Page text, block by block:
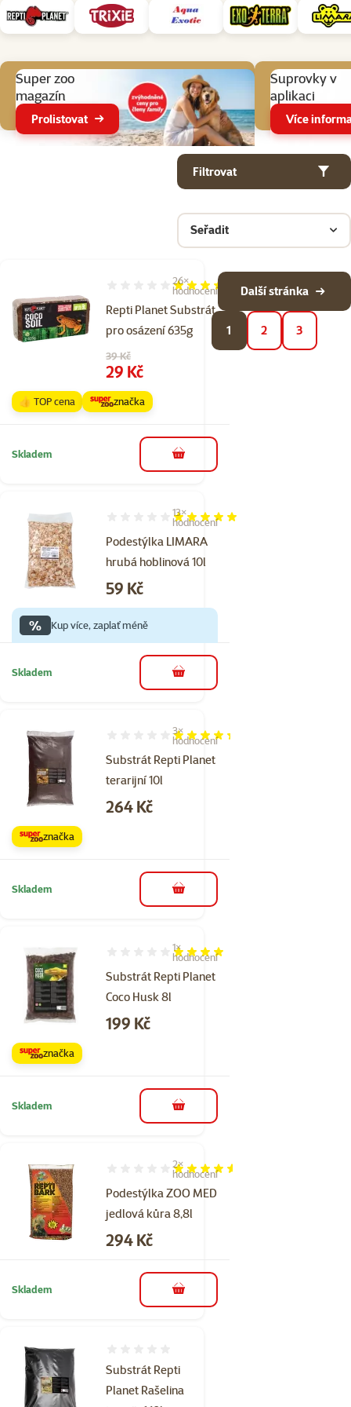
Super zoo
magazín
Prolistovat
Suprovky v
aplikaci
Více
Filtrovat
Seřadit
Produkty v kategorii Podestýlky a substráty do terária
Repti Planet Substrát
pro osázení 635g
Hodnocení 98%, počet hodnocení: 26
26×
hodnocení
Původní cena
39 Kč
Cena
29 Kč
👍 TOP cena značka
Skladem do košíku
Podestýlka LIMARA
hrubá hoblinová 10l
Hodnocení 98%, počet hodnocení: 13
13×
hodnocení
Cena
59 Kč
% Kup více, zaplať méně
Skladem do košíku
Substrát Repti Planet
terarijní 10l
Hodnocení 87%, počet hodnocení: 3
3×
hodnocení
Cena
264 Kč
značka
Skladem do košíku
Substrát Repti Planet
Coco Husk 8l
Hodnocení 80%, počet hodnocení: 1
1×
hodnocení
Cena
199 Kč
značka
Skladem do košíku
Podestýlka ZOO MED
jedlová kůra 8,8l
Hodnocení 90%, počet hodnocení: 2
2×
hodnocení
Cena
294 Kč
Skladem do košíku
Substrát Repti
Planet Rašelina
1 2 3
Další stránka